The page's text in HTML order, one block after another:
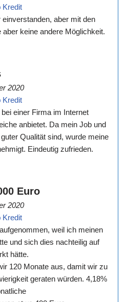
Kredit
aber mit den
keine andere Möglichkeit.
2020
Kredit
einer Firma im Internet
anbietet. Da mein Job und
Qualität sind, wurde meine
Eindeutig zufrieden.
Euro
2020
Kredit
weil ich meinen
und sich dies nachteilig auf
hätte.
120 Monate aus, damit wir zu
geraten würden. 4,18%